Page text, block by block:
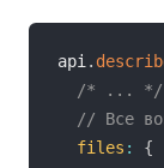
api .
/* ... */
// Все
files :
{